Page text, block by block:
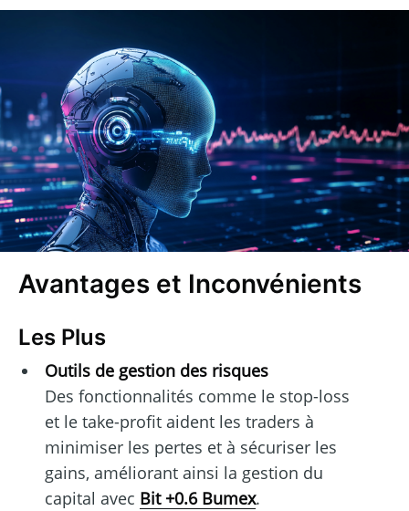
Avantages et Inconvénients
Les Plus
Outils de gestion des risques
Des fonctionnalités comme le stop-loss
et le take-profit aident les traders à
minimiser les pertes et à sécuriser les
gains, améliorant ainsi la gestion du
capital avec Bit +0.6 Bumex.